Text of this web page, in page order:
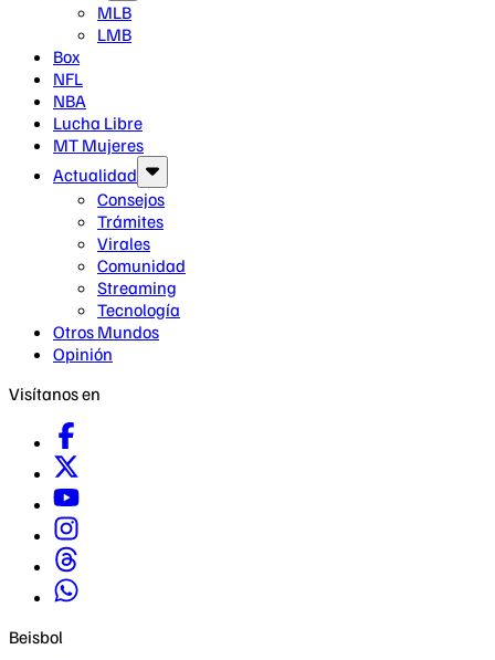
MLB
LMB
Box
NFL
NBA
Lucha Libre
MT Mujeres
Actualidad
Consejos
Trámites
Virales
Comunidad
Streaming
Tecnología
Otros Mundos
Opinión
Visítanos en
Beisbol